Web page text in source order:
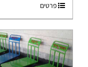
פרטים